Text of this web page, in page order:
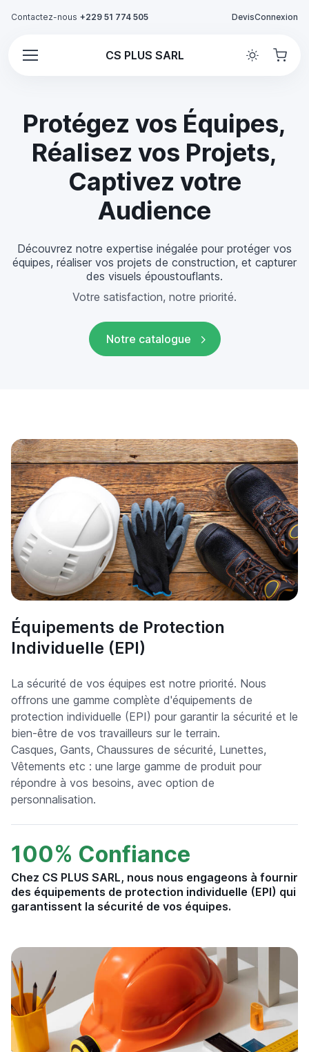
Contactez-nous +229 51 774 505 DevisConnexion
CS PLUS SARL
Protégez vos Équipes,
Réalisez vos Projets,
Captivez votre
Audience
Découvrez notre expertise inégalée pour protéger vos
équipes, réaliser vos projets de construction, et capturer
des visuels époustouflants.
Votre satisfaction, notre priorité.
Notre catalogue
Équipements de Protection
Individuelle (EPI)
La sécurité de vos équipes est notre priorité. Nous
offrons une gamme complète d'équipements de
protection individuelle (EPI) pour garantir la sécurité et le
bien-être de vos travailleurs sur le terrain.
Casques, Gants, Chaussures de sécurité, Lunettes,
Vêtements etc : une large gamme de produit pour
répondre à vos besoins, avec option de
personnalisation.
100% Confiance
Chez CS PLUS SARL, nous nous engageons à fournir
des équipements de protection individuelle (EPI) qui
garantissent la sécurité de vos équipes.